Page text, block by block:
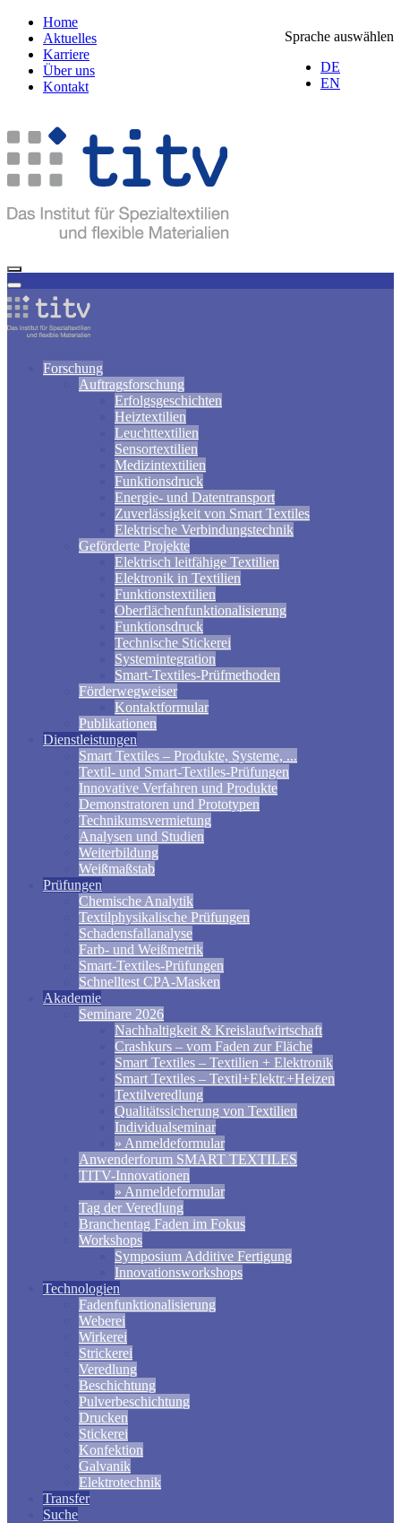
Sprache auswählen
DE
EN
Home
Aktuelles
Karriere
Über uns
Kontakt
Forschung
Auftragsforschung
Erfolgsgeschichten
Heiztextilien
Leuchttextilien
Sensortextilien
Medizintextilien
Funktionsdruck
Energie- und Datentransport
Zuverlässigkeit von Smart Textiles
Elektrische Verbindungstechnik
Geförderte Projekte
Elektrisch leitfähige Textilien
Elektronik in Textilien
Funktionstextilien
Oberflächenfunktionalisierung
Funktionsdruck
Technische Stickerei
Systemintegration
Smart-Textiles-Prüfmethoden
Förderwegweiser
Kontaktformular
Publikationen
Dienstleistungen
Smart Textiles – Produkte, Systeme, ...
Textil- und Smart-Textiles-Prüfungen
Innovative Verfahren und Produkte
Demonstratoren und Prototypen
Technikumsvermietung
Analysen und Studien
Weiterbildung
Weißmaßstab
Prüfungen
Chemische Analytik
Textilphysikalische Prüfungen
Schadensfallanalyse
Farb- und Weißmetrik
Smart-Textiles-Prüfungen
Schnelltest CPA-Masken
Akademie
Seminare 2026
Nachhaltigkeit & Kreislaufwirtschaft
Crashkurs – vom Faden zur Fläche
Smart Textiles – Textilien + Elektronik
Smart Textiles – Textil+Elektr.+Heizen
Textilveredlung
Qualitätssicherung von Textilien
Individualseminar
» Anmeldeformular
Anwenderforum SMART TEXTILES
TITV-Innovationen
» Anmeldeformular
Tag der Veredlung
Branchentag Faden im Fokus
Workshops
Symposium Additive Fertigung
Innovationsworkshops
Technologien
Fadenfunktionalisierung
Weberei
Wirkerei
Strickerei
Veredlung
Beschichtung
Pulverbeschichtung
Drucken
Stickerei
Konfektion
Galvanik
Elektrotechnik
Transfer
Suche